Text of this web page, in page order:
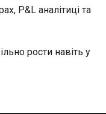
P&L аналітиці та
рости навіть у